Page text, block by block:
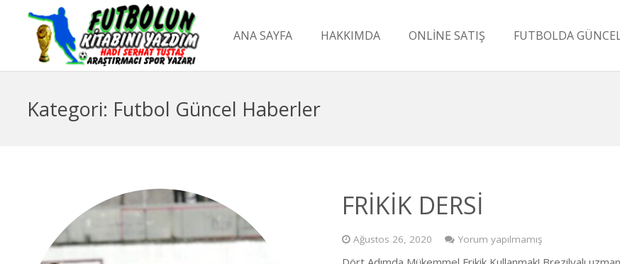
ANA SAYFA HAKKIMDA ONLİNE SATIŞ FUTBOLDA
Kategori: Futbol Güncel Haberler
FRİKİK DERSİ
Ağustos 26, 2020 Yorum yapılmamış